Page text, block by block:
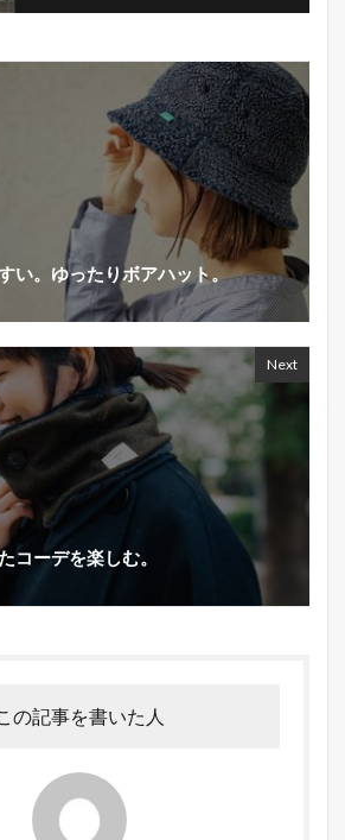
い。ゆったりボアハット。
Next
コーデを楽しむ。
の記事を書いた人